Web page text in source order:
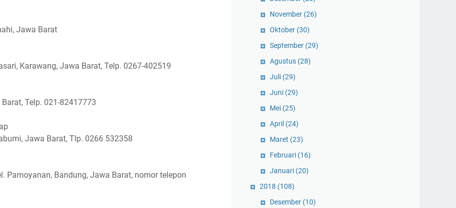
Jawa Barat
Karawang, Jawa Barat, Telp. 0267-402519
Telp. 021-82417773
Jawa Barat, Tlp. 0266 532358
Bandung, Jawa Barat, nomor telepon
November (26)
Oktober (30)
September (29)
Agustus (28)
Juli (29)
Juni (29)
Mei (25)
April (24)
Maret (23)
Februari (16)
Januari (20)
2018 (108)
Desember (10)